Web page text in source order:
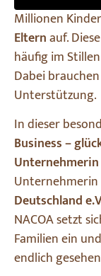
Millionen
Elternauf. Diese
häufig im
Dabei
Unterstützung.
In dieser
Business –
Unternehmerin
Deutschland
NACOA setzt
Familien ein
endlich